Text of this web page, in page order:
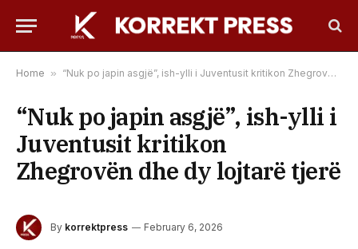
Home » “Nuk po japin asgjë”, ish-ylli i Juventusit kritikon Zhegrovën dhe dy lojtarë tjerë
“Nuk po japin asgjë”, ish-ylli i
Juventusit kritikon
Zhegrovën dhe dy lojtarë tjerë
By korrektpress February 6, 2026